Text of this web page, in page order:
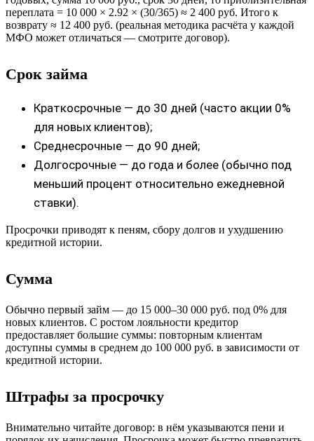
переплата = 10 000 × 2.92 × (30/365) ≈ 2 400 руб. Итого к
возврату ≈ 12 400 руб. (реальная методика расчёта у каждой
МФО может отличаться — смотрите договор).
Срок займа
Краткосрочные — до 30 дней (часто акции 0%
для новых клиентов);
Среднесрочные — до 90 дней;
Долгосрочные — до года и более (обычно под
меньший процент относительно ежедневной
ставки).
Просрочки приводят к пеням, сбору долгов и ухудшению
кредитной истории.
Сумма
Обычно первый займ — до 15 000–30 000 руб. под 0% для
новых клиентов. С ростом лояльности кредитор
предоставляет большие суммы: повторным клиентам
доступны суммы в среднем до 100 000 руб. в зависимости от
кредитной истории.
Штрафы за просрочку
Внимательно читайте договор: в нём указываются пени и